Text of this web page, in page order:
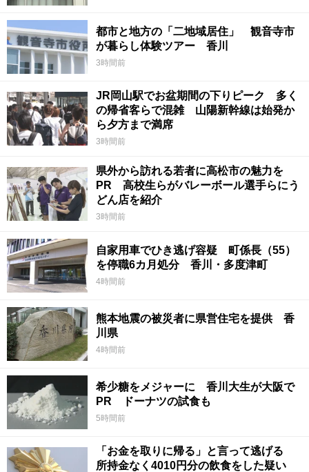
都市と地方の「二地域居住」 観音寺市
が暮らし体験ツアー 香川
3時間前
JR岡山駅でお盆期間の下りピーク 多く
の帰省客らで混雑 山陽新幹線は始発か
ら夕方まで満席
3時間前
県外から訪れる若者に高松市の魅力を
PR 高校生らがバレーボール選手らにう
どん店を紹介
3時間前
自家用車でひき逃げ容疑 町係長（55）
を停職6カ月処分 香川・多度津町
4時間前
熊本地震の被災者に県営住宅を提供 香
川県
4時間前
希少糖をメジャーに 香川大生が大阪で
PR ドーナツの試食も
5時間前
「お金を取りに帰る」と言って逃げる
所持金なく4010円分の飲食をした疑い